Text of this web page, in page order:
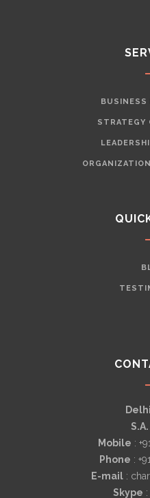
BUSINESS
STRATEGY
Mobile :
Phone :
E-mail:
Skype